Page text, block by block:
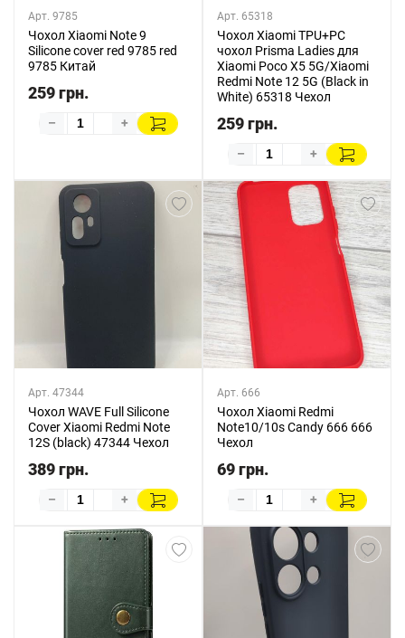
Арт. 9785
Чохол Xiaomi Note 9
Silicone cover red 9785 red
9785 Китай
259 грн.
– +
Арт. 65318
Чохол Xiaomi TPU+PC
чохол Prisma Ladies для
Xiaomi Poco X5 5G/Xiaomi
Redmi Note 12 5G (Black in
White) 65318 Чехол
259 грн.
– +
Арт. 47344
Чохол WAVE Full Silicone
Cover Xiaomi Redmi Note
12S (black) 47344 Чехол
389 грн.
– +
Арт. 666
Чохол Xiaomi Redmi
Note10/10s Candy 666 666
Чехол
69 грн.
– +